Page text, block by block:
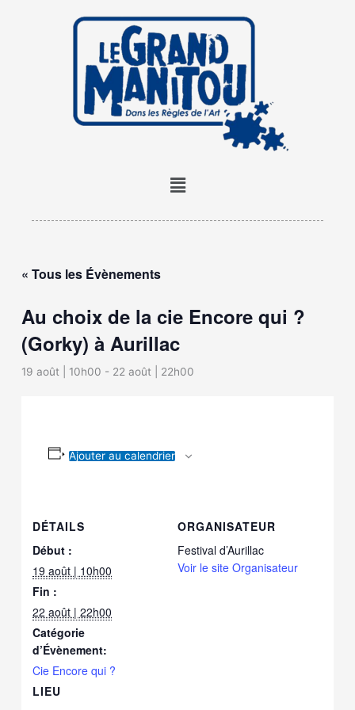
Menu
« Tous les Évènements
Au choix de la cie Encore qui ?
(Gorky) à Aurillac
19 août | 10h00 - 22 août | 22h00
Ajouter au calendrier
DÉTAILS
Début :
19 août | 10h00
Fin :
22 août | 22h00
Catégorie
d’Évènement:
Cie Encore qui ?
LIEU
ORGANISATEUR
Festival d’Aurillac
Voir le site Organisateur